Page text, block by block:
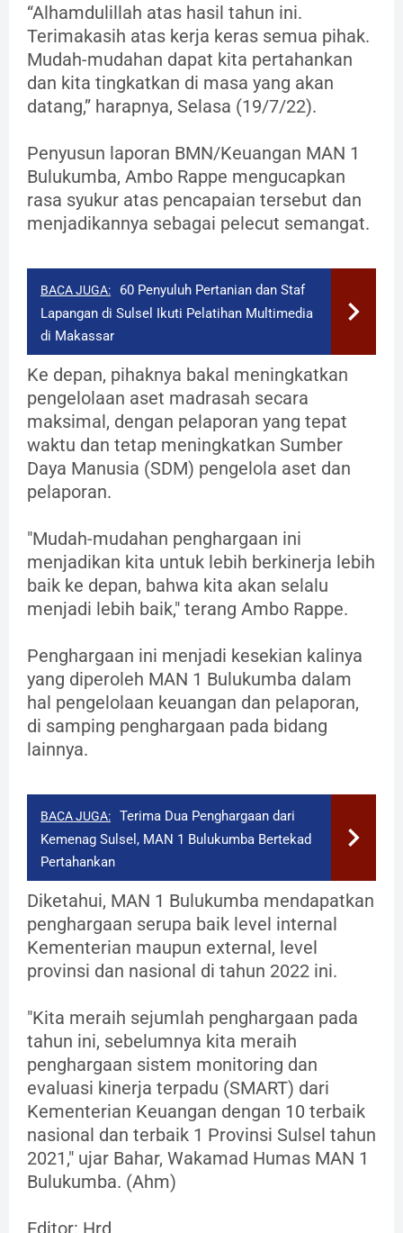
“Alhamdulillah atas hasil tahun ini.
Terimakasih atas kerja keras semua pihak.
Mudah-mudahan dapat kita pertahankan
dan kita tingkatkan di masa yang akan
datang,” harapnya, Selasa (19/7/22).
Penyusun laporan BMN/Keuangan MAN 1
Bulukumba, Ambo Rappe mengucapkan
rasa syukur atas pencapaian tersebut dan
menjadikannya sebagai pelecut semangat.
BACA JUGA:
60 Penyuluh Pertanian dan Staf
Lapangan di Sulsel Ikuti Pelatihan Multimedia
di Makassar
Ke depan, pihaknya bakal meningkatkan
pengelolaan aset madrasah secara
maksimal, dengan pelaporan yang tepat
waktu dan tetap meningkatkan Sumber
Daya Manusia (SDM) pengelola aset dan
pelaporan.
"Mudah-mudahan penghargaan ini
menjadikan kita untuk lebih berkinerja lebih
baik ke depan, bahwa kita akan selalu
menjadi lebih baik," terang Ambo Rappe.
Penghargaan ini menjadi kesekian kalinya
yang diperoleh MAN 1 Bulukumba dalam
hal pengelolaan keuangan dan pelaporan,
di samping penghargaan pada bidang
lainnya.
BACA JUGA:
Terima Dua Penghargaan dari
Kemenag Sulsel, MAN 1 Bulukumba Bertekad
Pertahankan
Diketahui, MAN 1 Bulukumba mendapatkan
penghargaan serupa baik level internal
Kementerian maupun external, level
provinsi dan nasional di tahun 2022 ini.
"Kita meraih sejumlah penghargaan pada
tahun ini, sebelumnya kita meraih
penghargaan sistem monitoring dan
evaluasi kinerja terpadu (SMART) dari
Kementerian Keuangan dengan 10 terbaik
nasional dan terbaik 1 Provinsi Sulsel tahun
2021," ujar Bahar, Wakamad Humas MAN 1
Bulukumba. (Ahm)
Editor: Hrd